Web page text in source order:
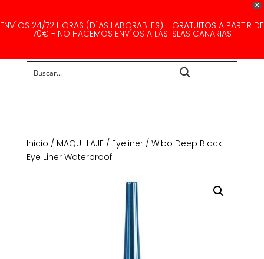
X
ENVÍOS 24/72 HORAS (DÍAS LABORABLES) - GRATUITOS A PARTIR DE
70€ - NO HACEMOS ENVÍOS A LAS ISLAS CANARIAS
Inicio / MAQUILLAJE/ Eyeliner/ Wibo Deep Black
Eye Liner Waterproof